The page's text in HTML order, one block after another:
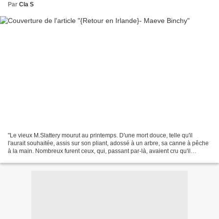
Par Cla S
"Le vieux M.Slattery mourut au printemps. D'une mort douce, telle qu'il
l'aurait souhaitée, assis sur son pliant, adossé à un arbre, sa canne à pêche
à la main. Nombreux furent ceux, qui, passant par-là, avaient cru qu'il